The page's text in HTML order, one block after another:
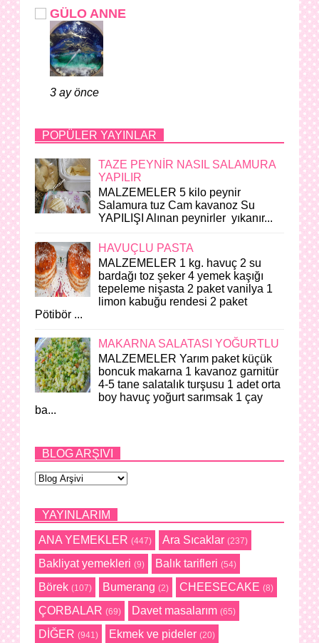
GÜLO ANNE
3 ay önce
POPÜLER YAYINLAR
TAZE PEYNİR NASIL SALAMURA
YAPILIR
MALZEMELER 5 kilo peynir
Salamura tuz Cam kavanoz Su
YAPILIŞI Alınan peynirler yıkanır...
HAVUÇLU PASTA
MALZEMELER 1 kg. havuç 2 su
bardağı toz şeker 4 yemek kaşığı
tepeleme nişasta 2 paket vanilya 1
limon kabuğu rendesi 2 paket
Pötibör ...
MAKARNA SALATASI YOĞURTLU
MALZEMELER Yarım paket küçük
boncuk makarna 1 kavanoz garnitür
4-5 tane salatalık turşusu 1 adet orta
boy havuç yoğurt sarımsak 1 çay
ba...
BLOG ARŞIVI
YAYINLARIM
ANA YEMEKLER (447) Ara Sıcaklar (237)
Bakliyat yemekleri (9) Balık tarifleri (54)
Börek (107) Bumerang (2) CHEESECAKE (8)
ÇORBALAR (69) Davet masalarım (65)
DİĞER (941) Ekmek ve pideler (20)